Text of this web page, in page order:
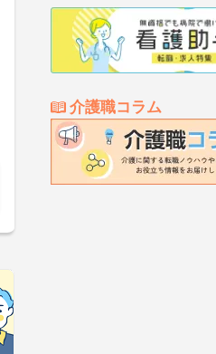
介護職コラム